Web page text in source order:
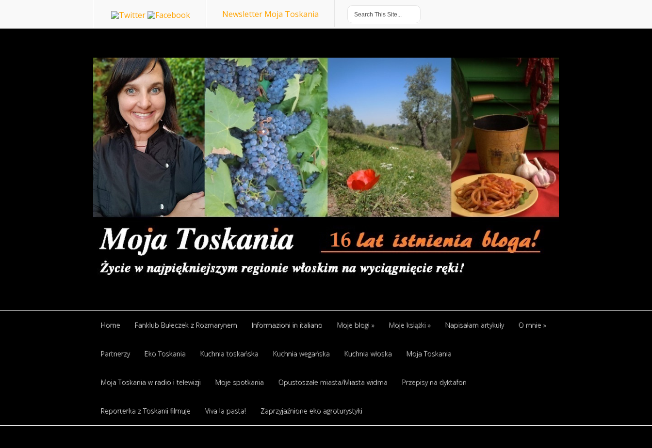
Newsletter Moja Toskania
Home Fanklub Bułeczek z Rozmarynem Informazioni in italiano Moje blogi » Moje książki » Napisałam artykuły O mnie »
Partnerzy Eko Toskania Kuchnia toskańska Kuchnia wegańska Kuchnia włoska Moja Toskania
Moja Toskania w radio i telewizji Moje spotkania Opustoszałe miasta/Miasta widma Przepisy na dyktafon
Reporterka z Toskanii filmuje Viva la pasta! Zaprzyjaźnione eko agroturystyki